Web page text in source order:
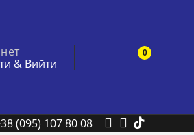
& Вийти
0
(095) 107 80 08